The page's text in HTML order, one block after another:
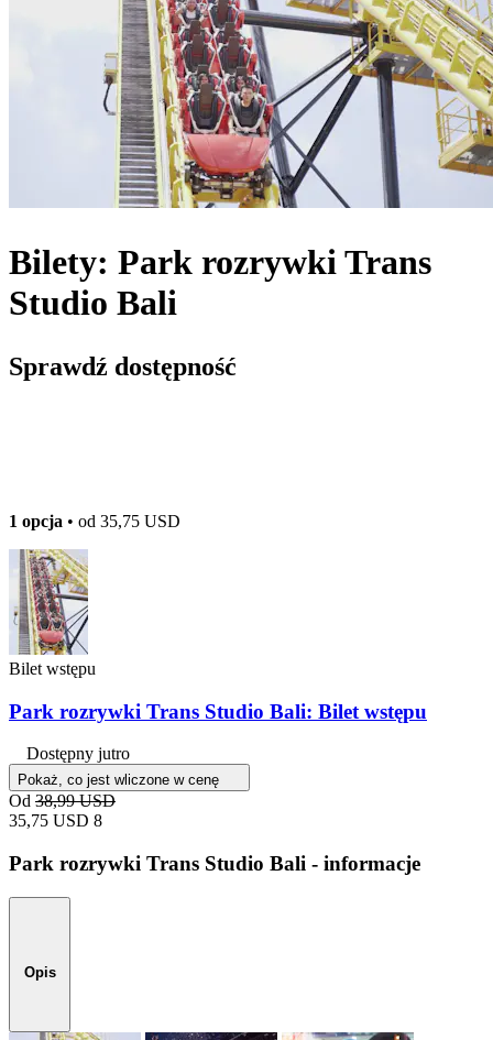
Bilety: Park rozrywki Trans
Studio Bali
Sprawdź dostępność
1 opcja • od 35,75 USD
Bilet wstępu
Park rozrywki Trans Studio Bali: Bilet wstępu
Dostępny jutro
Pokaż, co jest wliczone w cenę
Od 38,99 USD
35,75 USD 8
Park rozrywki Trans Studio Bali - informacje
Opis